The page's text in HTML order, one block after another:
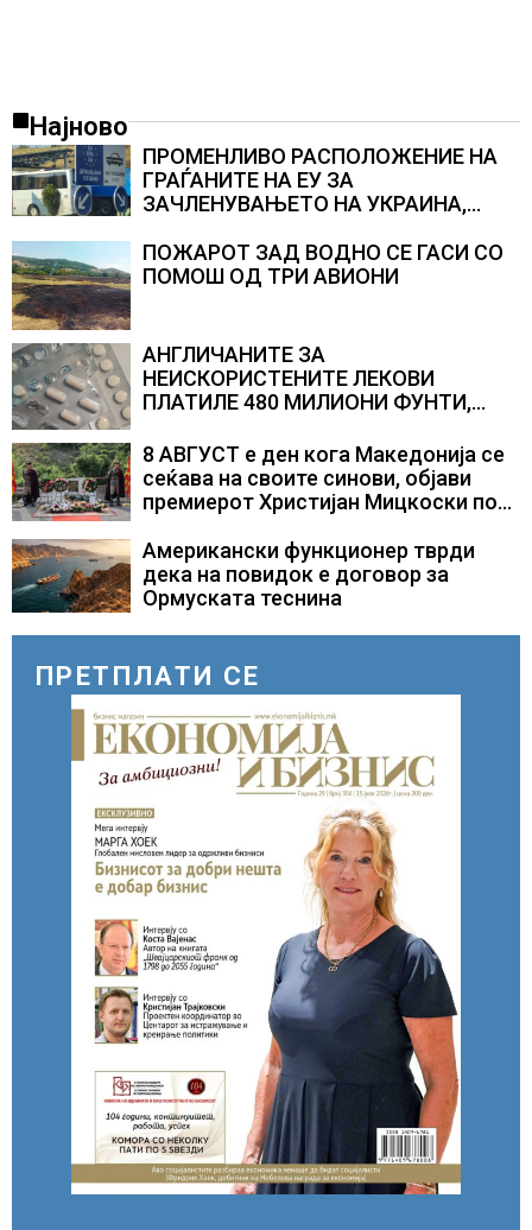
Најново
ПРОМЕНЛИВО РАСПОЛОЖЕНИЕ НА
ГРАЃАНИТЕ НА ЕУ ЗА
ЗАЧЛЕНУВАЊЕТО НА УКРАИНА,
Полска, Франција и Германија
ПОЖАРОТ ЗАД ВОДНО СЕ ГАСИ СО
ПОМОШ ОД ТРИ АВИОНИ
АНГЛИЧАНИТЕ ЗА
НЕИСКОРИСТЕНИТЕ ЛЕКОВИ
ПЛАТИЛЕ 480 МИЛИОНИ ФУНТИ,
само лекови што навистина им се
потребни
8 АВГУСТ е ден кога Македонија се
сеќава на своите синови, објави
премиерот Христијан Мицкоски по
загинувањето на десетмината
прилепски бранители
Американски функционер тврди
дека на повидок е договор за
Ормуската теснина
ПРЕТПЛАТИ СЕ